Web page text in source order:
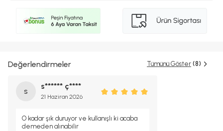
%5
Değerlendirmeler Tümünü Göster (8)
s
s****** ç****
21 Haziran 2026
O kadar şık duruyor ve kullanışlı ki acaba
demeden alınabilir